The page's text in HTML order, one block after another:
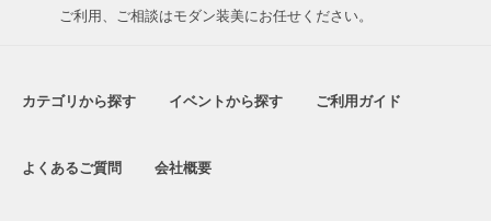
ご利用、ご相談はモダン装美にお任せください。
カテゴリから探す イベントから探す ご利用ガイド
よくあるご質問 会社概要